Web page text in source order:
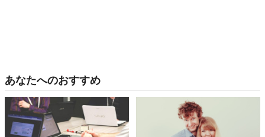
あなたへのおすすめ